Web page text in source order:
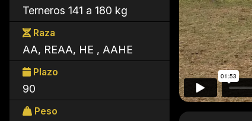
Terneros 141 a 180 kg
Raza
AA, REAA, HE , AAHE
Plazo
90
Peso